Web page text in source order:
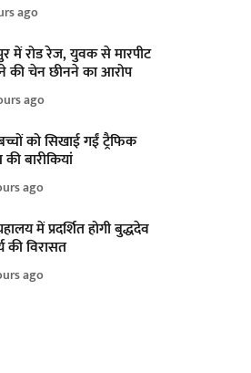
ago
में रोड रेज, युवक से मारपीट
की चेन छीनने का आरोप
ago
को सिखाई गईं ट्रैफिक
की बारीकियां
ago
में प्रदर्शित होगी बुद्धदेव
की विरासत
ago